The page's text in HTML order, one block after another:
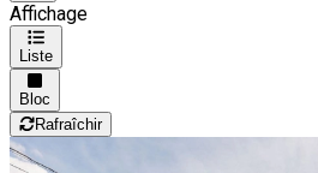
Affichage
Liste
Bloc
Rafraîchir